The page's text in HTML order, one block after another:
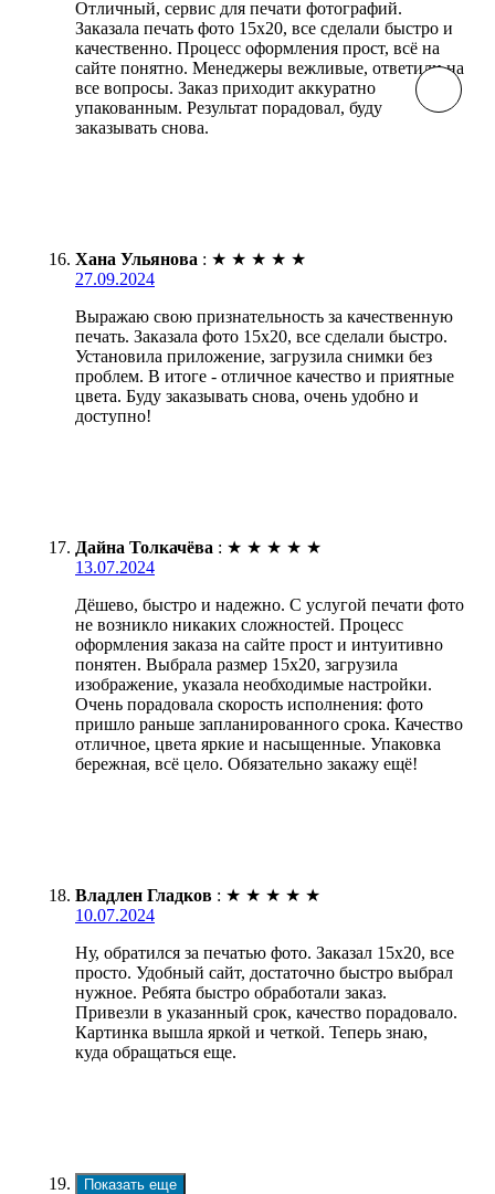
Отличный, сервис для печати фотографий.
Заказала печать фото 15х20, все сделали быстро и
качественно. Процесс оформления прост, всё на
сайте понятно. Менеджеры вежливые, ответили на
все вопросы. Заказ приходит аккуратно
упакованным. Результат порадовал, буду
заказывать снова.
Хана Ульянова : ★ ★ ★ ★ ★
27.09.2024
Выражаю свою признательность за качественную
печать. Заказала фото 15х20, все сделали быстро.
Установила приложение, загрузила снимки без
проблем. В итоге - отличное качество и приятные
цвета. Буду заказывать снова, очень удобно и
доступно!
Дайна Толкачёва : ★ ★ ★ ★ ★
13.07.2024
Дёшево, быстро и надежно. С услугой печати фото
не возникло никаких сложностей. Процесс
оформления заказа на сайте прост и интуитивно
понятен. Выбрала размер 15х20, загрузила
изображение, указала необходимые настройки.
Очень порадовала скорость исполнения: фото
пришло раньше запланированного срока. Качество
отличное, цвета яркие и насыщенные. Упаковка
бережная, всё цело. Обязательно закажу ещё!
Владлен Гладков : ★ ★ ★ ★ ★
10.07.2024
Ну, обратился за печатью фото. Заказал 15х20, все
просто. Удобный сайт, достаточно быстро выбрал
нужное. Ребята быстро обработали заказ.
Привезли в указанный срок, качество порадовало.
Картинка вышла яркой и четкой. Теперь знаю,
куда обращаться еще.
Показать еще